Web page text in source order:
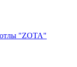
"ZOTA"